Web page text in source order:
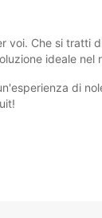
Che si tratti
ideale nel
di